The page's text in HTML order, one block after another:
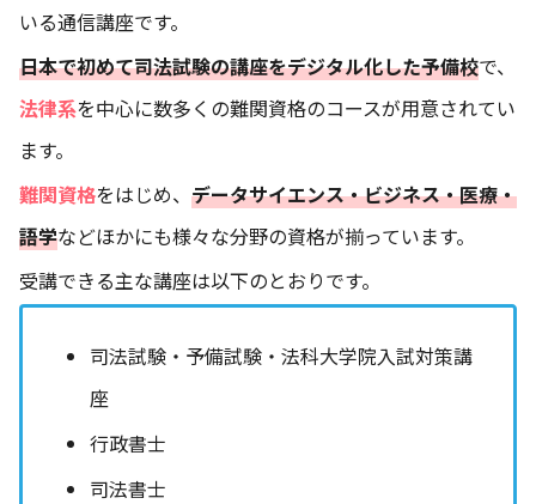
いる通信講座です。
日本で初めて司法試験の講座をデジタル化した予備校で、
法律系を中心に数多くの難関資格のコースが用意されてい
ます。
難関資格をはじめ、 データサイエンス・ビジネス・医療・
語学などほかにも様々な分野の資格が揃っています。
受講できる主な講座は以下のとおりです。
司法試験・予備試験・法科大学院入試対策講
座
行政書士
司法書士